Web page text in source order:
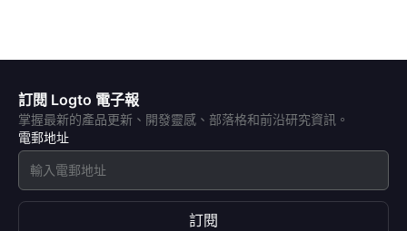
訂閱 Logto 電子報
掌握最新的產品更新、開發靈感、部落格和前沿研究資訊。
電郵地址
訂閱